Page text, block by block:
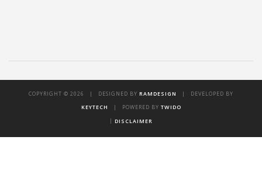
COPYRIGHT © 2026 | DESIGNED BY RAMDESIGN
| DEVELOPED BY
KEYTECH
| POWERED BY TWIDO
| DISCLAIMER